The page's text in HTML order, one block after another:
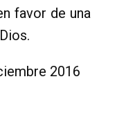
favor de una
2016